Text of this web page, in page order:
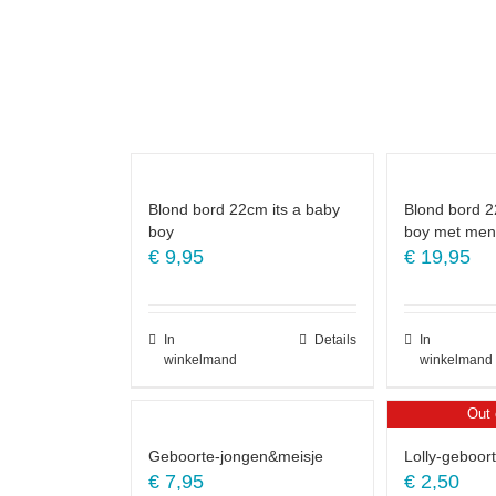
Blond bord 22cm its a baby
boy
€9,95
In
winkelmand
Details
Blond bord
boy met
€19,95
In
winkelmand
Geboorte-jongen&meisje
€7,95
Out
Lolly-
€2,50